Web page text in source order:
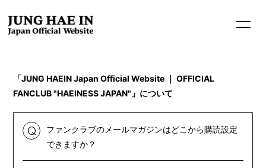
「JUNG HAEIN Japan Official Website ｜ OFFICIAL
FANCLUB "HAEINESS JAPAN"」について
Q
ファンクラブのメールマガジンはどこから購読設定
できますか？